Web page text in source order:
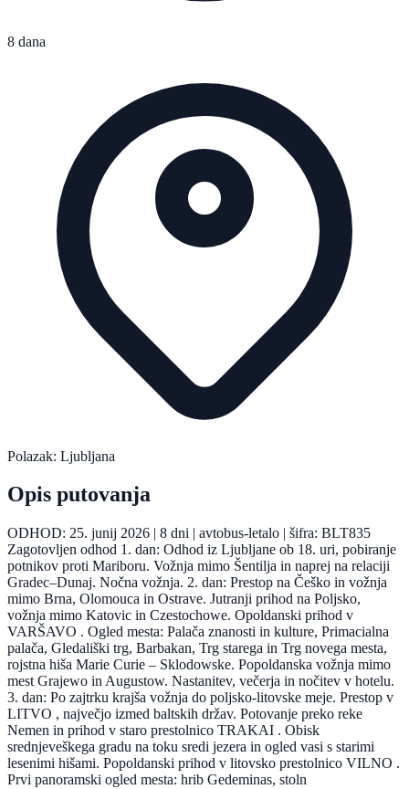
8 dana
Polazak: Ljubljana
Opis putovanja
ODHOD: 25. junij 2026 | 8 dni | avtobus-letalo | šifra: BLT835
Zagotovljen odhod 1. dan: Odhod iz Ljubljane ob 18. uri, pobiranje
potnikov proti Mariboru. Vožnja mimo Šentilja in naprej na relaciji
Gradec–Dunaj. Nočna vožnja. 2. dan: Prestop na Češko in vožnja
mimo Brna, Olomouca in Ostrave. Jutranji prihod na Poljsko,
vožnja mimo Katovic in Czestochowe. Opoldanski prihod v
VARŠAVO . Ogled mesta: Palača znanosti in kulture, Primacialna
palača, Gledališki trg, Barbakan, Trg starega in Trg novega mesta,
rojstna hiša Marie Curie – Sklodowske. Popoldanska vožnja mimo
mest Grajewo in Augustow. Nastanitev, večerja in nočitev v hotelu.
3. dan: Po zajtrku krajša vožnja do poljsko-litovske meje. Prestop v
LITVO , največjo izmed baltskih držav. Potovanje preko reke
Nemen in prihod v staro prestolnico TRAKAI . Obisk
srednjeveškega gradu na toku sredi jezera in ogled vasi s starimi
lesenimi hišami. Popoldanski prihod v litovsko prestolnico VILNO .
Prvi panoramski ogled mesta: hrib Gedeminas, stoln